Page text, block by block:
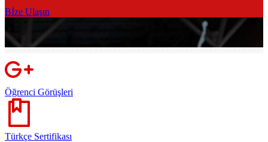
Bİze Ulaşın
Öğrenci Görüşleri
Türkçe Sertifikası